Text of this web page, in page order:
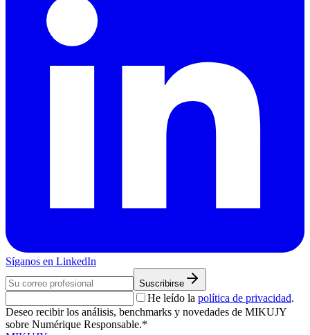
Síganos en LinkedIn
Suscribirse
He leído la política de privacidad.
Deseo recibir los análisis, benchmarks y novedades de MIKUJY
sobre Numérique Responsable.*